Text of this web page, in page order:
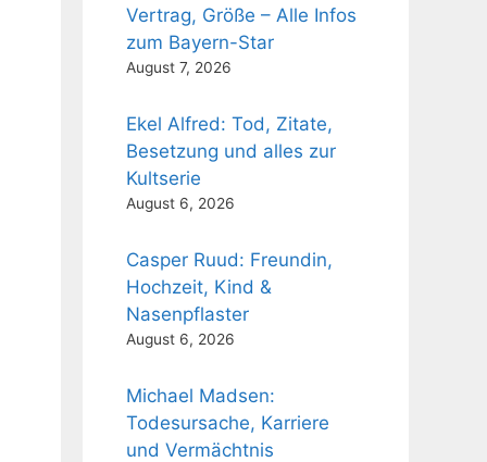
Vertrag, Größe – Alle Infos
zum Bayern-Star
August 7, 2026
Ekel Alfred: Tod, Zitate,
Besetzung und alles zur
Kultserie
August 6, 2026
Casper Ruud: Freundin,
Hochzeit, Kind &
Nasenpflaster
August 6, 2026
Michael Madsen:
Todesursache, Karriere
und Vermächtnis